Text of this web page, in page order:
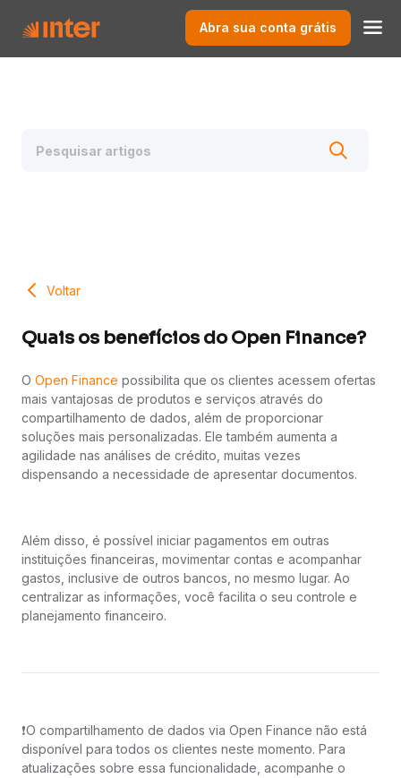
Abra sua conta grátis
Voltar
Quais os benefícios do Open Finance?
O Open Finance possibilita que os clientes acessem ofertas
mais vantajosas de produtos e serviços através do
compartilhamento de dados, além de proporcionar
soluções mais personalizadas. Ele também aumenta a
agilidade nas análises de crédito, muitas vezes
dispensando a necessidade de apresentar documentos.
Além disso, é possível iniciar pagamentos em outras
instituições financeiras, movimentar contas e acompanhar
gastos, inclusive de outros bancos, no mesmo lugar. Ao
centralizar as informações, você facilita o seu controle e
planejamento financeiro.
❗️O compartilhamento de dados via Open Finance não está
disponível para todos os clientes neste momento. Para
atualizações sobre essa funcionalidade, acompanhe o